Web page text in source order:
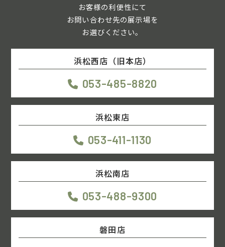
お客様の利便性にて
お問い合わせ先の展示場を
お選びください。
浜松西店（旧本店）
053-485-8820
浜松東店
053-411-1130
浜松南店
053-488-9300
磐田店